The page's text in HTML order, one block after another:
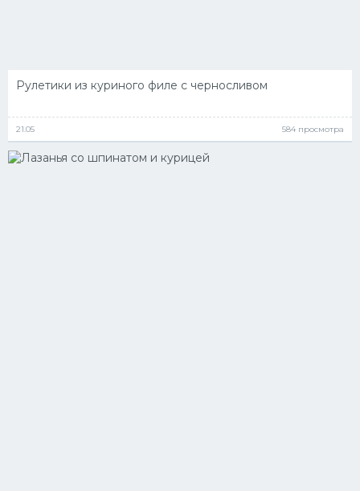
Рулетики из куриного филе с черносливом
21.05 584 просмотра